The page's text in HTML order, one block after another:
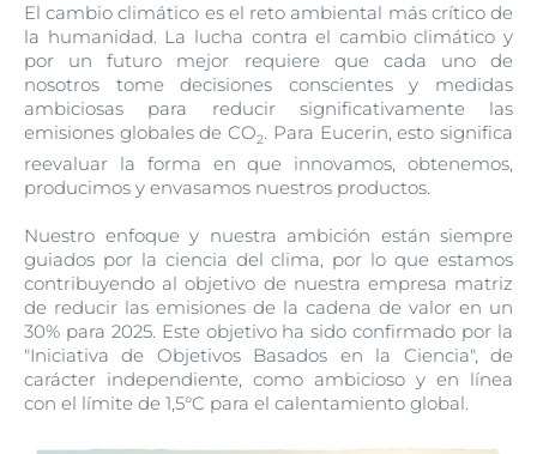
El cambio climático es el reto ambiental más crítico de
la humanidad. La lucha contra el cambio climático y
por un futuro mejor requiere que cada uno de
nosotros tome decisiones conscientes y medidas
ambiciosas para reducir significativamente las
emisiones globales de CO2. Para Eucerin, esto significa
reevaluar la forma en que innovamos, obtenemos,
producimos y envasamos nuestros productos.
Nuestro enfoque y nuestra ambición están siempre
guiados por la ciencia del clima, por lo que estamos
contribuyendo al objetivo de nuestra empresa matriz
de reducir las emisiones de la cadena de valor en un
30% para 2025. Este objetivo ha sido confirmado por la
"Iniciativa de Objetivos Basados en la Ciencia", de
carácter independiente, como ambicioso y en línea
con el límite de 1,5°C para el calentamiento global.